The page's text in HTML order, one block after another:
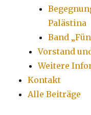
Palästina
Band
Vorstand
Weitere
Kontakt
Alle Beiträge